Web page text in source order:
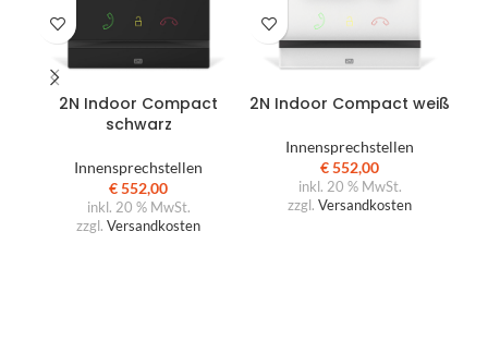
2N Indoor Compact
schwarz
Innensprechstellen
€552,00
inkl. 20 % MwSt.
zzgl. Versandkosten
2N Indoor Compact weiß
Innensprechstellen
€552,00
inkl. 20 % MwSt.
zzgl. Versandkosten